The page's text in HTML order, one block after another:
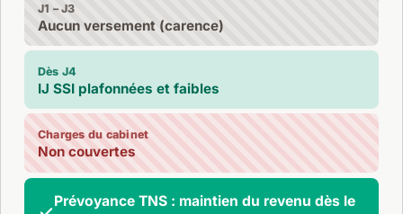
J1 – J3
Aucun versement (carence)
Dès J4
IJ SSI plafonnées et faibles
Charges du cabinet
Non couvertes
Prévoyance TNS : maintien du revenu dès le